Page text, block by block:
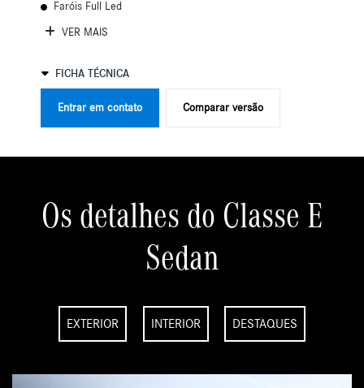
Faróis Full Led
VER MAIS
FICHA TÉCNICA
Entrar em contato Comparar versão
Os detalhes do Classe E
Sedan
EXTERIOR INTERIOR DESTAQUES